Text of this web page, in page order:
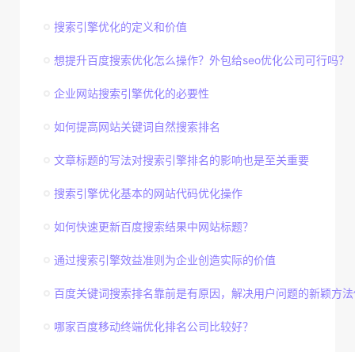
搜索引擎优化的定义和价值
想提升百度搜索优化怎么操作？外包给seo优化公司可行吗？
企业网站搜索引擎优化的必要性
如何提高网站关键词自然搜索排名
文章标题的写法对搜索引擎排名的影响也是至关重要
搜索引擎优化基本的网站代码优化操作
如何快速更新百度搜索结果中网站标题？
通过搜索引擎效益准则为企业创造实际的价值
百度关键词搜索排名靠前是有原因，解决用户问题的新颖方
哪家百度移动终端优化排名公司比较好？